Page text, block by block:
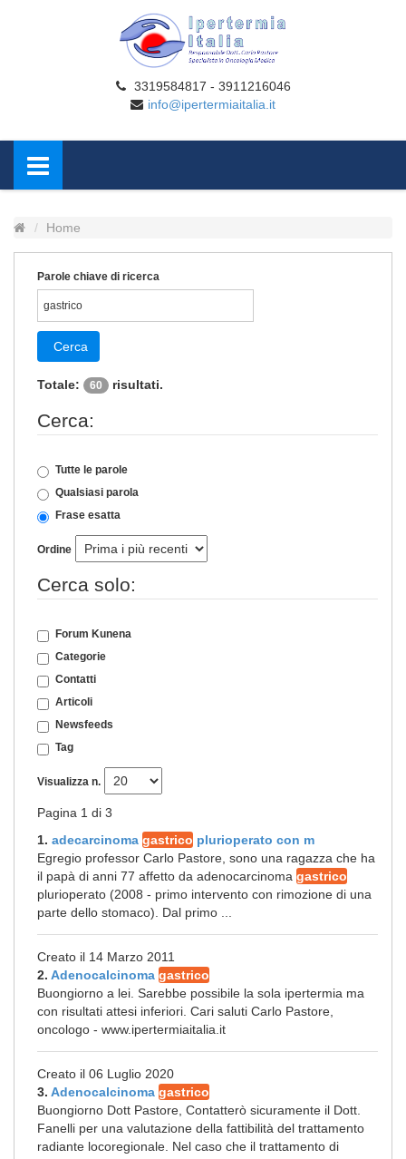
3319584817 - 3911216046
info@ipertermiaitalia.it
Home
Parole chiave di ricerca
Cerca
Totale: 60 risultati.
Cerca:
Tutte le parole
Qualsiasi parola
Frase esatta
Ordine
Cerca solo:
Forum Kunena
Categorie
Contatti
Articoli
Newsfeeds
Tag
Visualizza n.
Pagina 1 di 3
1. adecarcinoma gastrico plurioperato con m
Egregio professor Carlo Pastore, sono una ragazza che ha
il papà di anni 77 affetto da adenocarcinoma gastrico
plurioperato (2008 - primo intervento con rimozione di una
parte dello stomaco). Dal primo ...
Creato il 14 Marzo 2011
2. Adenocalcinoma gastrico
Buongiorno a lei. Sarebbe possibile la sola ipertermia ma
con risultati attesi inferiori. Cari saluti Carlo Pastore,
oncologo - www.ipertermiaitalia.it
Creato il 06 Luglio 2020
3. Adenocalcinoma gastrico
Buongiorno Dott Pastore, Contatterò sicuramente il Dott.
Fanelli per una valutazione della fattibilità del trattamento
radiante locoregionale. Nel caso che il trattamento di